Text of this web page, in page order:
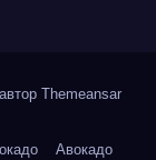
Themeansar
Авокадо